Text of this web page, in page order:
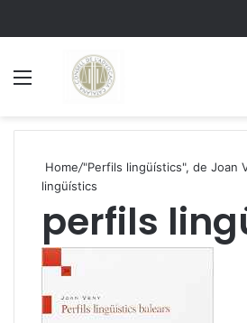
Home/"Perfils lingüístics", de Joan
lingüístics
perfils